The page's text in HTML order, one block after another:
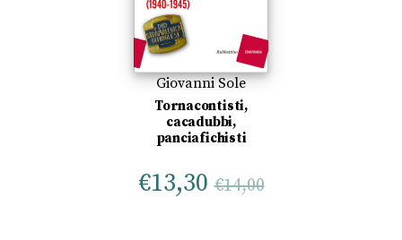
Giovanni Sole
Tornacontisti,
cacadubbi,
panciafichisti
€13,30 €14,00